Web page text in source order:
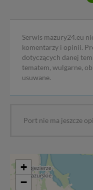
Serwis mazury24.eu
komentarzy i opinii.
dotyczących danej
tematem, wulgarne,
usuwane.
Port nie ma jeszcze
+
−